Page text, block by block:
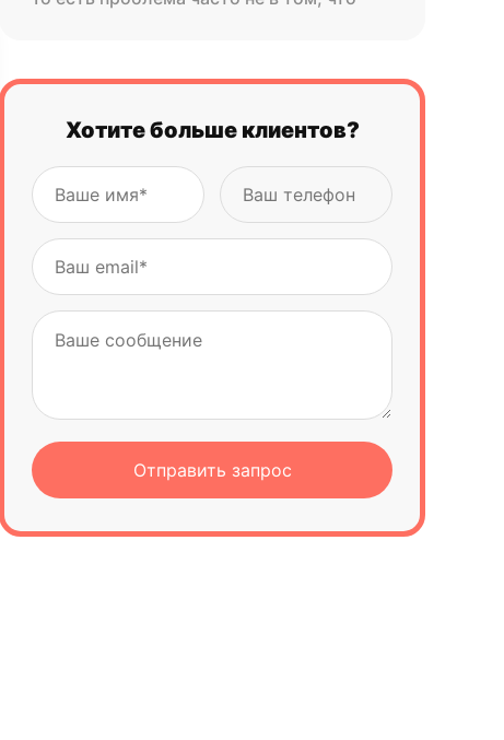
нужен?
Что бы ты посоветовал бизнесу, который
хочет больше заявок, но не понимает, где
именно теряет результат?
Если коротко: что главное должен понять
клиент про новый performance-подход
Вывод
Хотите больше клиентов?